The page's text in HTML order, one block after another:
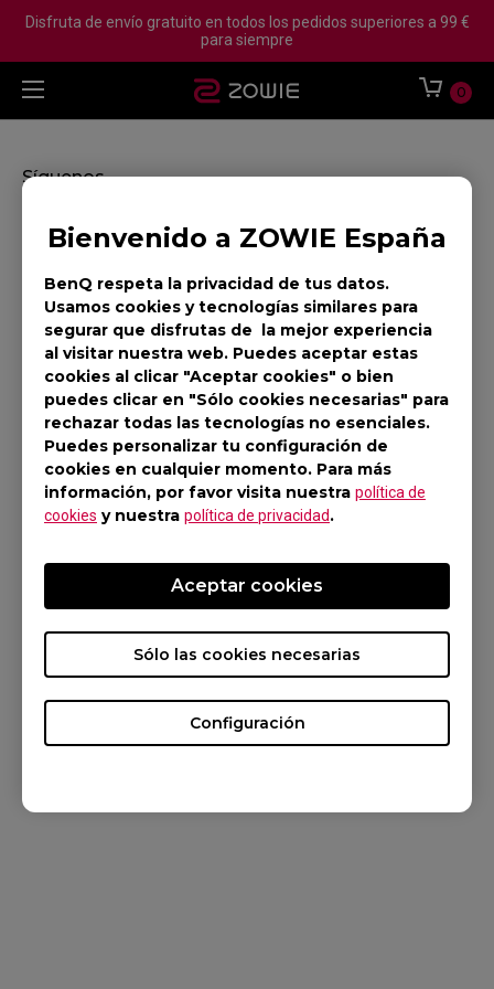
Bienvenido a ZOWIE España
BenQ respeta la privacidad de tus datos.
Usamos cookies y tecnologías similares para
segurar que disfrutas de la mejor experiencia
al visitar nuestra web. Puedes aceptar estas
cookies al clicar "Aceptar cookies" o bien
puedes clicar en "Sólo cookies necesarias" para
rechazar todas las tecnologías no esenciales.
Puedes personalizar tu configuración de
cookies en cualquier momento. Para más
información, por favor visita nuestra política de
cookies y nuestra política de privacidad.
Configuración
Sólo las cookies necesarias
Aceptar cookies
Disfruta de envío gratuito en todos los pedidos superiores a 99 €
para siempre
0
Síguenos
DONDE COMPRAR
Rastreo de Orden
SOPORTE
DESCARGAR
CONTÁCTENOS
SOBRE NOSOTROS